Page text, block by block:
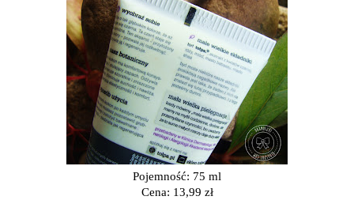
Pojemność: 75 ml
Cena: 13,99 zł